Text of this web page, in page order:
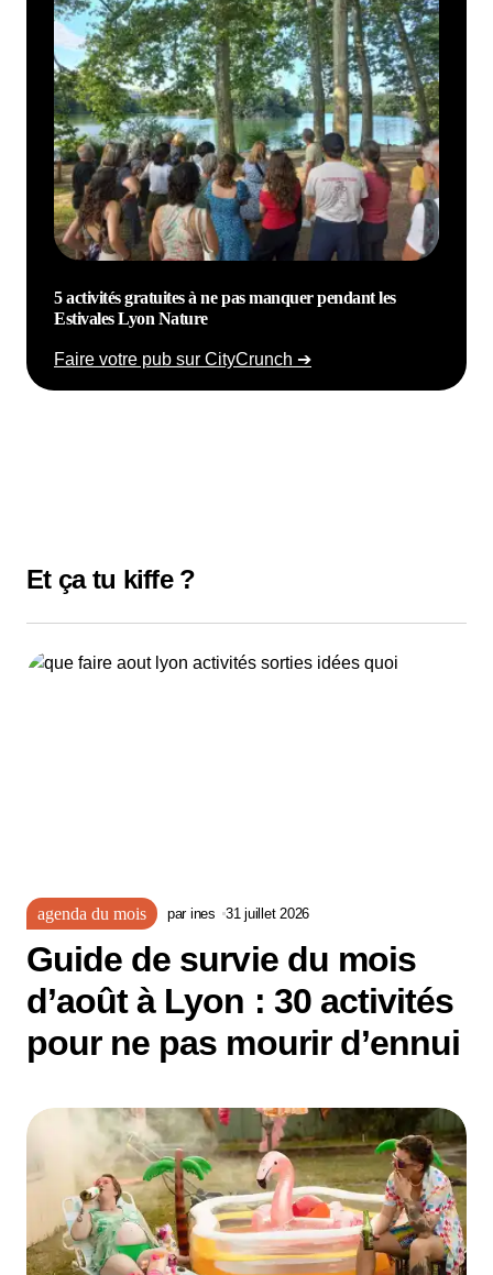
5 activités gratuites à ne pas manquer pendant les
Estivales Lyon Nature
Faire votre pub sur CityCrunch ➔
Et ça tu kiffe ?
agenda du mois par ines 31 juillet 2026
Guide de survie du mois
d’août à Lyon : 30 activités
pour ne pas mourir d’ennui